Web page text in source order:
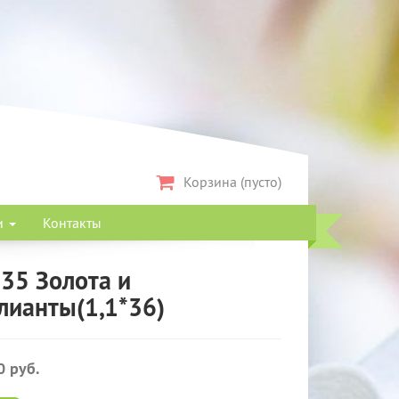
Корзина (пусто)
Контакты
Золота и
руб.